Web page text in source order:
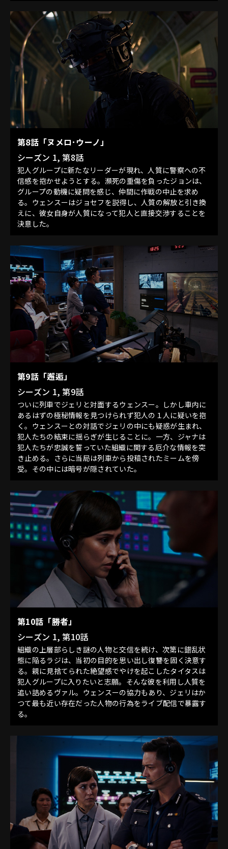
第8話「ヌメロ･ウーノ」
シーズン 1, 第8話
犯人グループに新たなリーダーが現れ、人質に警察への不
信感を抱かせようとする。瀕死の重傷を負ったジョンは、
グループの動機に疑問を感じ、仲間に作戦の中止を求め
る。ウェンスーはジョセフを説得し、人質の解放と引き換
えに、彼女自身が人質になって犯人と直接交渉することを
決意した。
第9話「邂逅」
シーズン 1, 第9話
ついに列車でジェリと対面するウェンスー。しかし車内に
あるはずの極秘情報を見つけられず犯人の１人に疑いを抱
く。ウェンスーとの対話でジェリの中にも疑惑が生まれ、
犯人たちの結束に揺らぎが生じることに。一方、ジャナは
犯人たちが忠誠を誓っていた組織に関する厄介な情報を突
き止める。さらに当局は列車から投稿されたミームを傍
受。その中には暗号が隠されていた。
第10話「勝者」
シーズン 1, 第10話
組織の上層部らしき謎の人物と交信を続け、次第に錯乱状
態に陥るラジは、当初の目的を思い出し復讐を固く決意す
る。親に見捨てられた絶望感でやけを起こしたタイタスは
犯人グループに入りたいと志願。そんな彼を利用し人質を
追い詰めるヴァル。ウェンスーの協力もあり、ジェリはか
つて最も近い存在だった人物の行為をライブ配信で暴露す
る。